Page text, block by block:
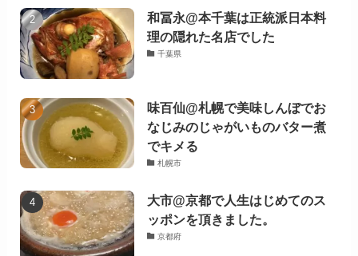
和冨永@本千葉は正統派日本料
理の隠れた名店でした
千葉県
味百仙@札幌で美味しんぼでお
なじみのじゃがいものバター煮
でキメる
札幌市
大市@京都で人生はじめてのス
ッポンを頂きました。
京都府